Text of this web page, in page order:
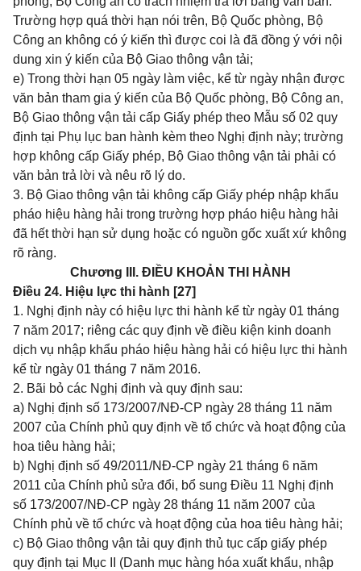
Trường hợp quá thời hạn nói trên, Bộ Quốc phòng, Bộ
Công an không có ý kiến thì được coi là đã đồng ý với nội
dung xin ý kiến của Bộ Giao thông vận tải;
e) Trong thời hạn 05 ngày làm việc, kể từ ngày nhận được
văn bản tham gia ý kiến của Bộ Quốc phòng, Bộ Công an,
Bộ Giao thông vận tải cấp Giấy phép theo Mẫu số 02 quy
định tại Phụ lục ban hành kèm theo Nghị định này; trường
hợp không cấp Giấy phép, Bộ Giao thông vận tải phải có
văn bản trả lời và nêu rõ lý do.
3. Bộ Giao thông vận tải không cấp Giấy phép nhập khẩu
pháo hiệu hàng hải trong trường hợp pháo hiệu hàng hải
đã hết thời hạn sử dụng hoặc có nguồn gốc xuất xứ không
rõ ràng.
Chương III. ĐIỀU KHOẢN THI HÀNH
Điều 24. Hiệu lực thi hành [27]
1. Nghị định này có hiệu lực thi hành kể từ ngày 01 tháng
7 năm 2017; riêng các quy định về điều kiện kinh doanh
dịch vụ nhập khẩu pháo hiệu hàng hải có hiệu lực thi hành
kể từ ngày 01 tháng 7 năm 2016.
2. Bãi bỏ các Nghị định và quy định sau:
a) Nghị định số 173/2007/NĐ-CP ngày 28 tháng 11 năm
2007 của Chính phủ quy định về tổ chức và hoạt động của
hoa tiêu hàng hải;
b) Nghị định số 49/2011/NĐ-CP ngày 21 tháng 6 năm
2011 của Chính phủ sửa đổi, bổ sung Điều 11 Nghị định
số 173/2007/NĐ-CP ngày 28 tháng 11 năm 2007 của
Chính phủ về tổ chức và hoạt động của hoa tiêu hàng hải;
c) Bộ Giao thông vận tải quy định thủ tục cấp giấy phép
quy định tại Mục II (Danh mục hàng hóa xuất khẩu, nhập